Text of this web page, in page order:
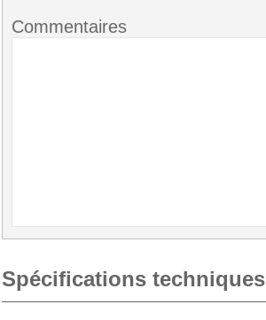
Commentaires
Spécifications techniques